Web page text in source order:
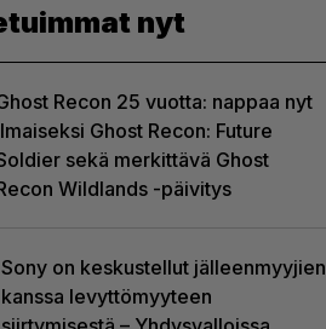
nyt
Recon 25 vuotta: nappaa nyt
Ghost Recon: Future
sekä merkittävä Ghost
Wildlands -päivitys
Sony on keskustellut jälleenmyyjien
kanssa levyttömyyteen